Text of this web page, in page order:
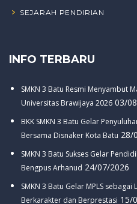
SEJARAH PENDIRIAN
INFO TERBARU
SMKN 3 Batu Resmi Menyambut
Universitas Brawijaya 2026 03/
BKK SMKN 3 Batu Gelar
Bersama Disnaker Kota Batu 28/
SMKN 3 Batu Sukses Gelar
Bengpus Arhanud 24/07/2026
SMKN 3 Batu Gelar MPLS
Berkarakter dan Berprestasi 15/